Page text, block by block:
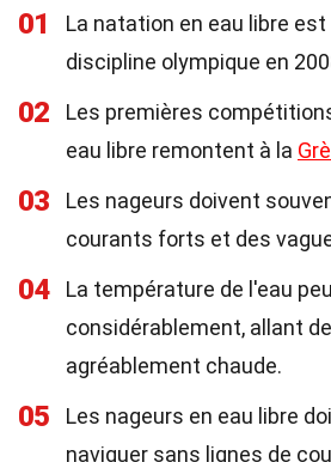
01
La natation en eau libre est
discipline olympique en
02
Les premières
eau libre remontent à la
03
Les nageurs doivent
courants forts et des
04
La température de l'eau
considérablement, allant
agréablement chaude.
05
Les nageurs en eau libre
naviguer sans lignes de